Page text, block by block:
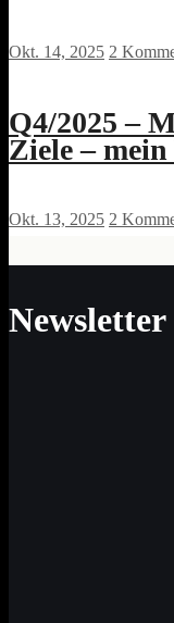
Okt. 14, 2025 2
Q4/2025 –
Ziele –
Okt. 13, 2025 2
Newsletter